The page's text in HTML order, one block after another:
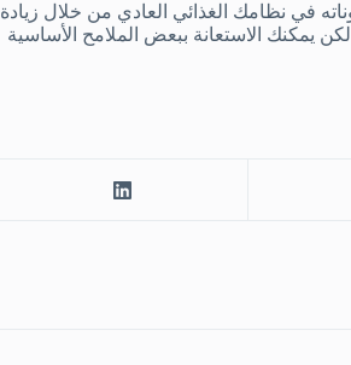
في نظامك الغذائي العادي من خلال زيادة
يمكنك الاستعانة ببعض الملامح الأساسية